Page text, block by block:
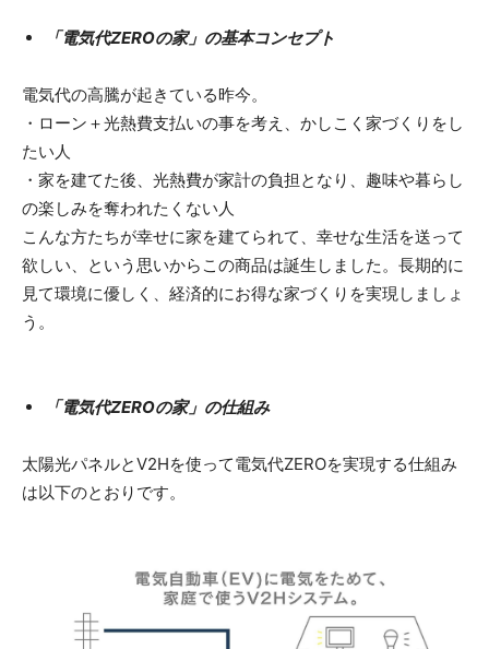
「電気代ZEROの家」の基本コンセプト
電気代の高騰が起きている昨今。
・ローン＋光熱費支払いの事を考え、かしこく家づくりをし
たい人
・家を建てた後、光熱費が家計の負担となり、趣味や暮らし
の楽しみを奪われたくない人
こんな方たちが幸せに家を建てられて、幸せな生活を送って
欲しい、という思いからこの商品は誕生しました。長期的に
見て環境に優しく、経済的にお得な家づくりを実現しましょ
う。
「電気代ZEROの家」の仕組み
太陽光パネルとV2Hを使って電気代ZEROを実現する仕組み
は以下のとおりです。